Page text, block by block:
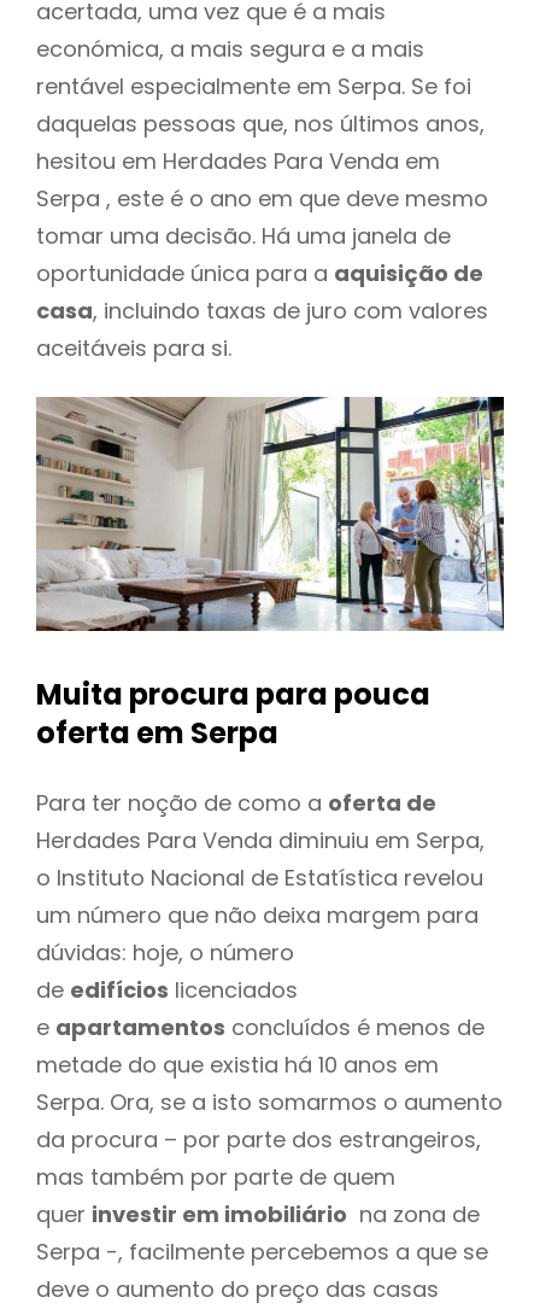
acertada, uma vez que é a mais
económica, a mais segura e a mais
rentável especialmente em Serpa. Se foi
daquelas pessoas que, nos últimos anos,
hesitou em Herdades Para Venda em
Serpa , este é o ano em que deve mesmo
tomar uma decisão. Há uma janela de
oportunidade única para a aquisição de
casa, incluindo taxas de juro com valores
aceitáveis para si.
Muita procura para pouca
oferta em Serpa
Para ter noção de como a oferta de
Herdades Para Venda diminuiu em Serpa,
o Instituto Nacional de Estatística revelou
um número que não deixa margem para
dúvidas: hoje, o número
de edifícios licenciados
e apartamentos concluídos é menos de
metade do que existia há 10 anos em
Serpa. Ora, se a isto somarmos o aumento
da procura – por parte dos estrangeiros,
mas também por parte de quem
quer investir em imobiliário na zona de
Serpa -, facilmente percebemos a que se
deve o aumento do preço das casas